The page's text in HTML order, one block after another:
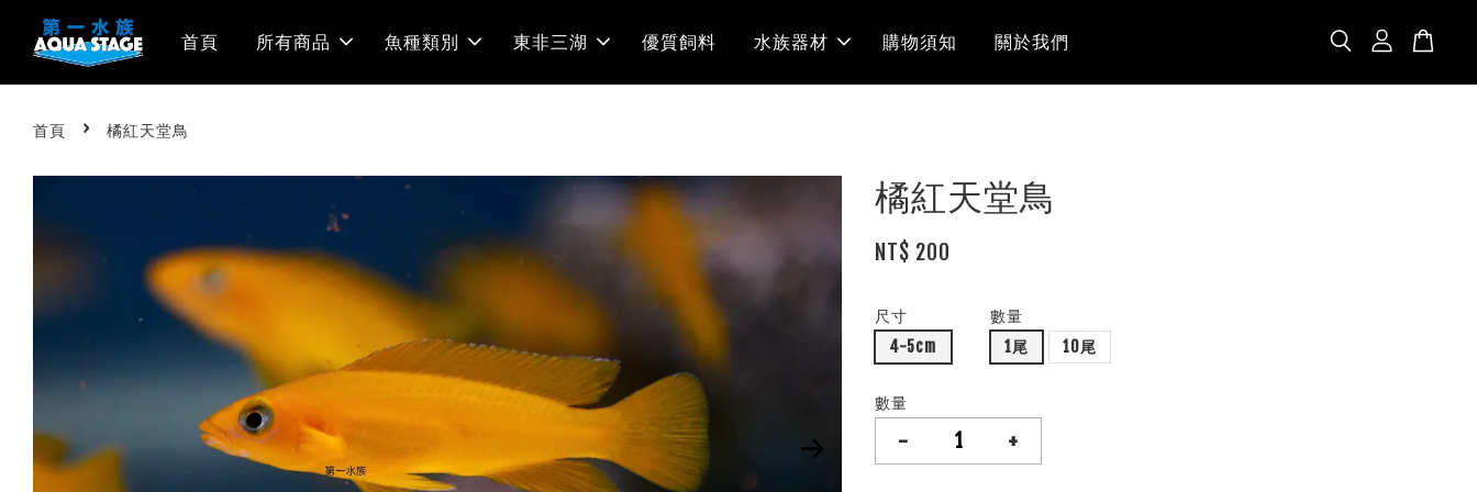
首頁 所有商品 魚種類別 東非三湖 優質飼料 水族器材 購物須知 關於我們
首頁 › 橘紅天堂鳥
橘紅天堂鳥
NT$ 200
尺寸
4-5cm
數量
1尾
10尾
數量
- +